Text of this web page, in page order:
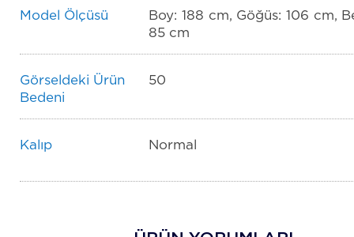
Model Ölçüsü
Boy: 188 cm, Göğüs: 106 cm,
85 cm
Görseldeki Ürün
Bedeni
50
Kalıp Normal